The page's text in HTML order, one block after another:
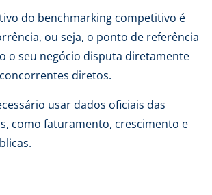
do benchmarking competitivo é
ou seja, o ponto de referência
o seu negócio disputa diretamente
diretos.
usar dados oficiais das
como faturamento, crescimento e